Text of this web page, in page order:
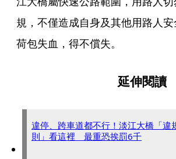
規，不僅造成自身及其他用路人
荷包失血，得不償失。
延伸閱讀
違停、跨車道都不行！淡江大橋「違
則」看這裡 最重恐挨罰6千